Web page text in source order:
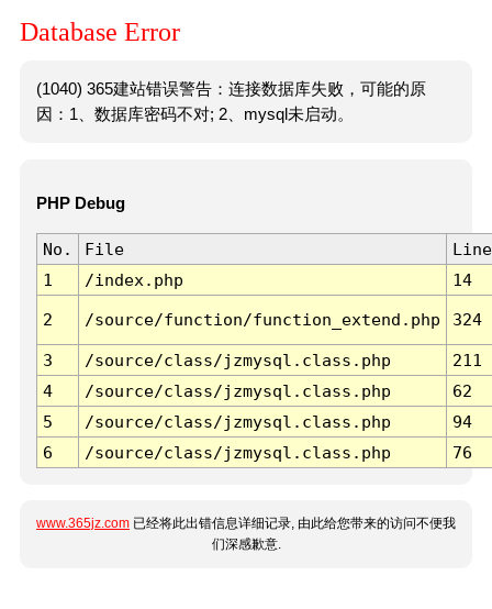
Database Error
(1040) 365建站错误警告：连接数据库失败，可能的原
因：1、数据库密码不对; 2、mysql未启动。
PHP Debug
No. File
Line
1
/index.php 14
2 /source/function/function_extend.php 324
3 /source/class/jzmysql.class.php
211
4
/source/class/jzmysql.class.php
62
5
/source/class/jzmysql.class.php
94
6
/source/class/jzmysql.class.php 76
www.365jz.com 已经将此出错信息详细记录, 由此给您带来的访问不便我
们深感歉意.